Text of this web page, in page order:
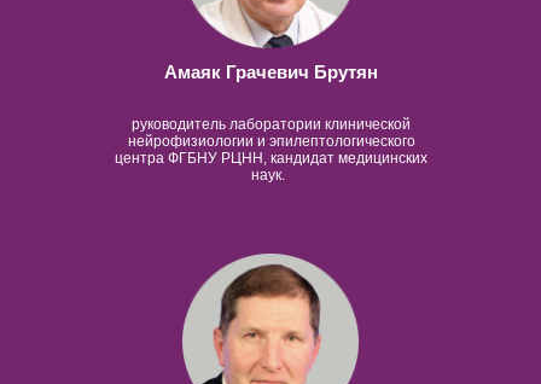
руководитель лаборатории клинической
нейрофизиологии и эпилептологического
центра ФГБНУ РЦНН, кандидат медицинских
наук.
Амаяк Грачевич Брутян